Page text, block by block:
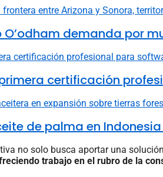
O’odham demanda por
certificación
de palma en
no solo busca aportar una
trabajo en el rubro de la